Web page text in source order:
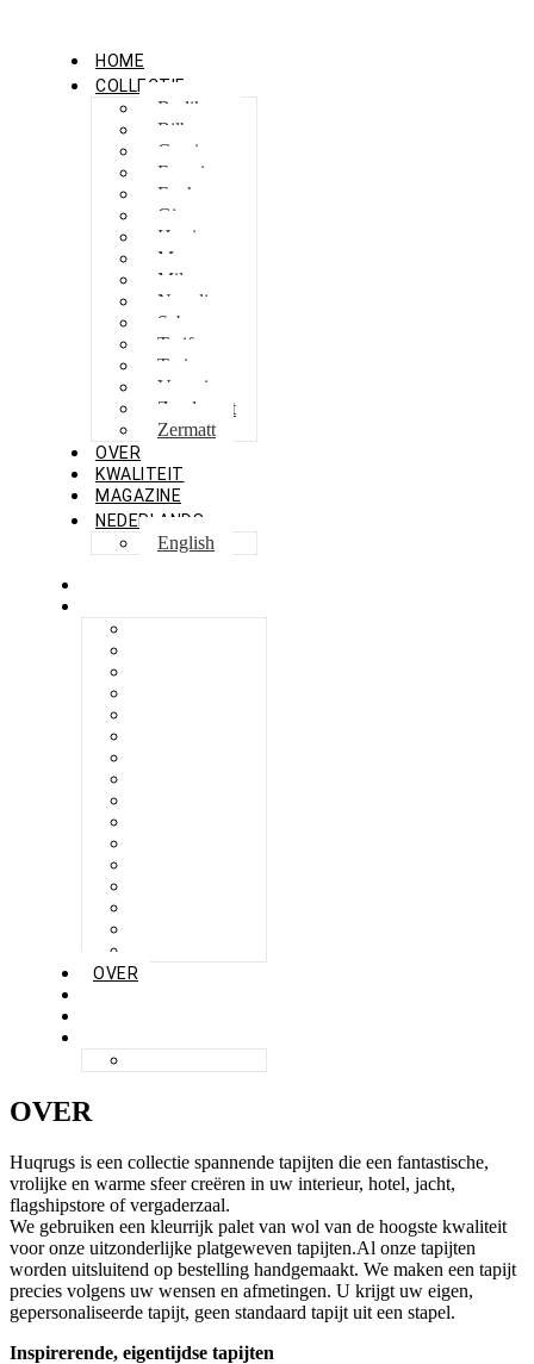
HOME
COLLECTIE
Berlikon
Bilbao
Capri
Feraxi
Foxham
Ginza
Harris
Meguro
Milano
Napoli
Sebes
Tarifa
Torino
Venezia
Zandvoort
Zermatt
OVER
KWALITEIT
MAGAZINE
NEDERLANDS
English
OVER
OVER
Huqrugs is een collectie spannende tapijten die een fantastische,
vrolijke en warme sfeer creëren in uw interieur, hotel, jacht,
flagshipstore of vergaderzaal.
We gebruiken een kleurrijk palet van wol van de hoogste kwaliteit
voor onze uitzonderlijke platgeweven tapijten.Al onze tapijten
worden uitsluitend op bestelling handgemaakt. We maken een tapijt
precies volgens uw wensen en afmetingen. U krijgt uw eigen,
gepersonaliseerde tapijt, geen standaard tapijt uit een stapel.
Inspirerende, eigentijdse tapijten